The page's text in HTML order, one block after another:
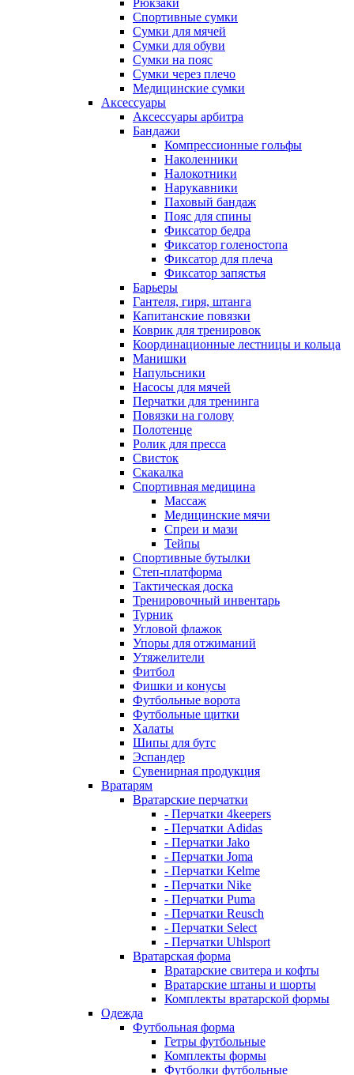
Рюкзаки
Спортивные сумки
Сумки для мячей
Сумки для обуви
Сумки на пояс
Сумки через плечо
Медицинские сумки
Аксессуары
Аксессуары арбитра
Бандажи
Компрессионные гольфы
Наколенники
Налокотники
Нарукавники
Паховый бандаж
Пояс для спины
Фиксатор бедра
Фиксатор голеностопа
Фиксатор для плеча
Фиксатор запястья
Барьеры
Гантеля, гиря, штанга
Капитанские повязки
Коврик для тренировок
Координационные лестницы и кольца
Манишки
Напульсники
Насосы для мячей
Перчатки для тренинга
Повязки на голову
Полотенце
Ролик для пресса
Свисток
Скакалка
Спортивная медицина
Массаж
Медицинские мячи
Спреи и мази
Тейпы
Спортивные бутылки
Степ-платформа
Тактическая доска
Тренировочный инвентарь
Турник
Угловой флажок
Упоры для отжиманий
Утяжелители
Фитбол
Фишки и конусы
Футбольные ворота
Футбольные щитки
Халаты
Шипы для бутс
Эспандер
Сувенирная продукция
Вратарям
Вратарские перчатки
- Перчатки 4keepers
- Перчатки Adidas
- Перчатки Jako
- Перчатки Joma
- Перчатки Kelme
- Перчатки Nike
- Перчатки Puma
- Перчатки Reusch
- Перчатки Select
- Перчатки Uhlsport
Вратарская форма
Вратарские свитера и кофты
Вратарские штаны и шорты
Комплекты вратарской формы
Одежда
Футбольная форма
Гетры футбольные
Комплекты формы
Футболки футбольные